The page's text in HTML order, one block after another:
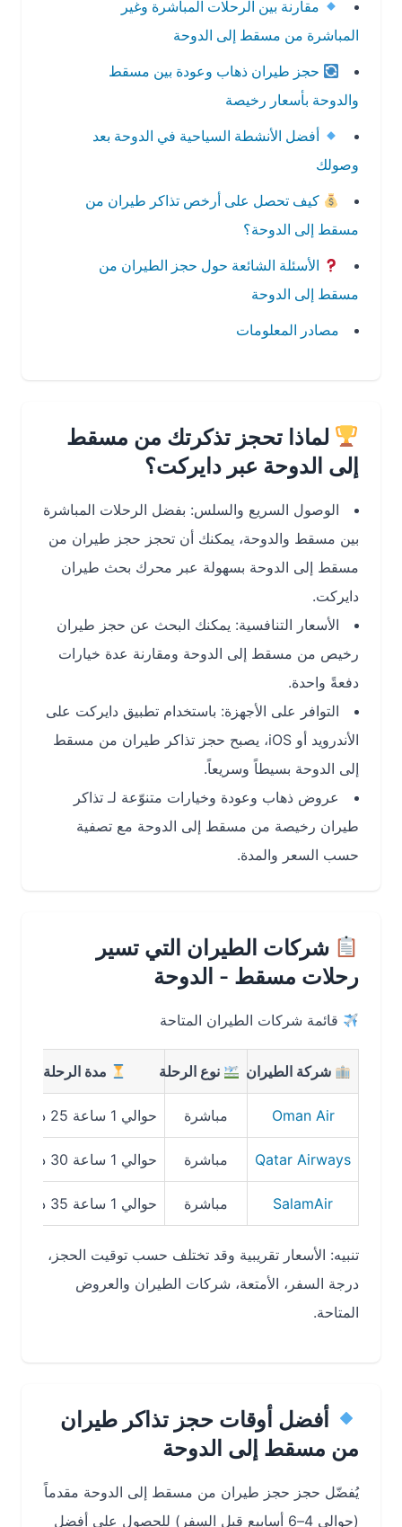
مقارنة بين الرحلات المباشرة وغير
المباشرة من مسقط إلى الدوحة
حجز طيران ذهاب وعودة بين مسقط
والدوحة بأسعار رخيصة
أفضل الأنشطة السياحية في الدوحة بعد
وصولك
كيف تحصل على أرخص تذاكر طيران من
مسقط إلى الدوحة؟
الأسئلة الشائعة حول حجز الطيران من
مسقط إلى الدوحة
مصادر المعلومات
لماذا تحجز تذكرتك من مسقط
إلى الدوحة عبر دايركت؟
الوصول السريع والسلس: بفضل الرحلات المباشرة
بين مسقط والدوحة، يمكنك أن تحجز حجز طيران من
مسقط إلى الدوحة بسهولة عبر محرك بحث طيران
دايركت.
الأسعار التنافسية: يمكنك البحث عن حجز طيران
رخيص من مسقط إلى الدوحة ومقارنة عدة خيارات
دفعةً واحدة.
التوافر على الأجهزة: باستخدام تطبيق دايركت على
الأندرويد أو iOS، يصبح حجز تذاكر طيران من مسقط
إلى الدوحة بسيطاً وسريعاً.
عروض ذهاب وعودة وخيارات متنوّعة لـ تذاكر
طيران رخيصة من مسقط إلى الدوحة مع تصفية
حسب السعر والمدة.
شركات الطيران التي تسير
رحلات مسقط - الدوحة
قائمة شركات الطيران المتاحة
شركة الطيران نوع الرحلة مدة الرحلة
Oman Air مباشرة حوالي 1 ساعة 25 دقيقة
Qatar Airways مباشرة حوالي 1 ساعة 30 دقيقة
SalamAir مباشرة حوالي 1 ساعة 35 دقيقة
تنبيه: الأسعار تقريبية وقد تختلف حسب توقيت الحجز،
درجة السفر، الأمتعة، شركات الطيران والعروض
المتاحة.
أفضل أوقات حجز تذاكر طيران
من مسقط إلى الدوحة
يُفضّل حجز حجز طيران من مسقط إلى الدوحة مقدماً
(حوالي 4–6 أسابيع قبل السفر) للحصول على أفضل